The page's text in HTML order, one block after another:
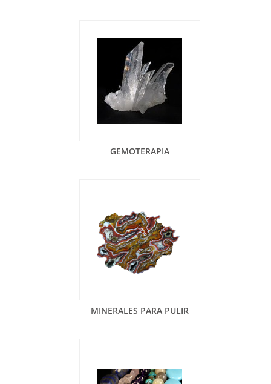
GEMOTERAPIA
MINERALES PARA PULIR